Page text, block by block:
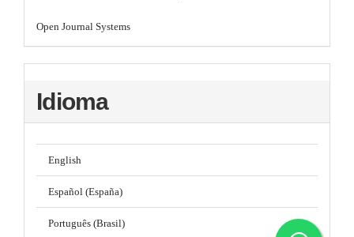
Open Journal Systems
Idioma
English
Español (España)
Português (Brasil)